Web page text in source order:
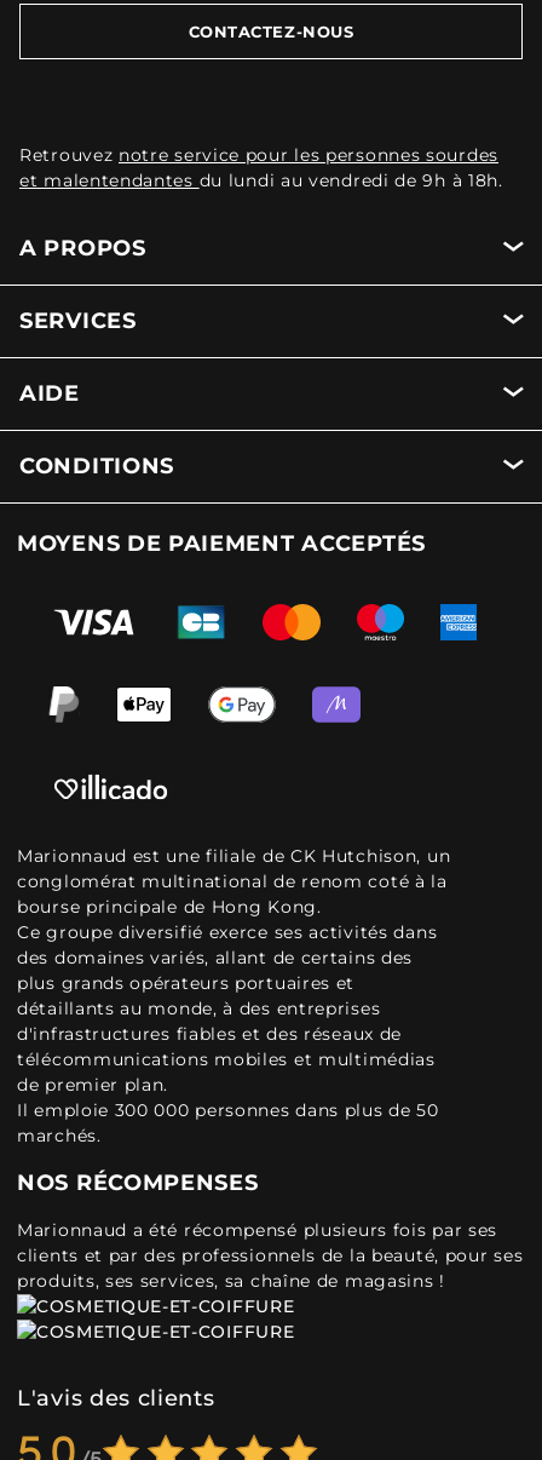
CONTACTEZ-NOUS
Retrouvez notre service pour les personnes sourdes
et malentendantes du lundi au vendredi de 9h à 18h.
A PROPOS
SERVICES
AIDE
CONDITIONS
MOYENS DE PAIEMENT ACCEPTÉS
Marionnaud est une filiale de CK Hutchison, un
conglomérat multinational de renom coté à la
bourse principale de Hong Kong.
Ce groupe diversifié exerce ses activités dans
des domaines variés, allant de certains des
plus grands opérateurs portuaires et
détaillants au monde, à des entreprises
d'infrastructures fiables et des réseaux de
télécommunications mobiles et multimédias
de premier plan.
Il emploie 300 000 personnes dans plus de 50
marchés.
NOS RÉCOMPENSES
Marionnaud a été récompensé plusieurs fois par ses
clients et par des professionnels de la beauté, pour ses
produits, ses services, sa chaîne de magasins !
L'avis des clients